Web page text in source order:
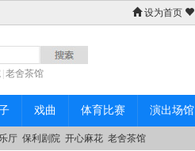
设为首页
老舍茶馆
戏曲 体育比赛 演出场馆
厅 保利剧院 开心麻花 老舍茶馆